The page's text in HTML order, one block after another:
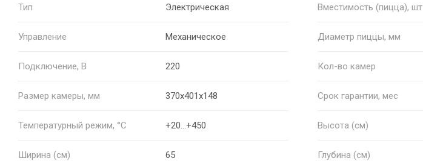
Тип Электрическая Вместимость (пицца), шт
Управление Механическое Диаметр пиццы, мм
Подключение, В 220 Кол-во камер
Размер камеры, мм 370x401x148 Срок гарантии, мес
Температурный режим, °C +20...+450 Высота (см)
Ширина (см) 65 Глубина (см)